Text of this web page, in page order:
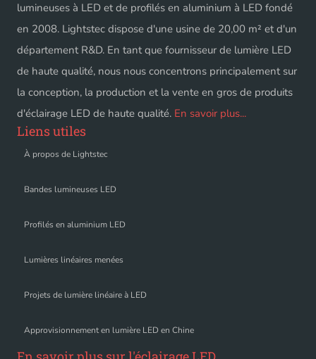
lumineuses à LED et de profilés en aluminium à LED fondé
en 2008. Lightstec dispose d'une usine de 20,00 m² et d'un
département R&D. En tant que fournisseur de lumière LED
de haute qualité, nous nous concentrons principalement sur
la conception, la production et la vente en gros de produits
d'éclairage LED de haute qualité. En savoir plus...
Liens utiles
À propos de Lightstec
Bandes lumineuses LED
Profilés en aluminium LED
Lumières linéaires menées
Projets de lumière linéaire à LED
Approvisionnement en lumière LED en Chine